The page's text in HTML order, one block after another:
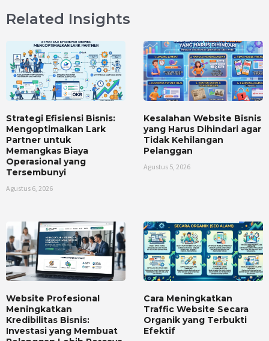
Related Insights
Strategi Efisiensi Bisnis:
Mengoptimalkan Lark
Partner untuk
Memangkas Biaya
Operasional yang
Tersembunyi
Agustus 6, 2026
Kesalahan Website Bisnis
yang Harus Dihindari agar
Tidak Kehilangan
Pelanggan
Agustus 5, 2026
Website Profesional
Meningkatkan
Kredibilitas Bisnis:
Investasi yang Membuat
Cara Meningkatkan
Traffic Website Secara
Organik yang Terbukti
Efektif